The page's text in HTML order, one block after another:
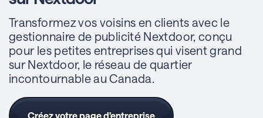
Transformez vos voisins en clients avec le
gestionnaire de publicité Nextdoor, conçu
pour les petites entreprises qui visent grand
sur Nextdoor, le réseau de quartier
incontournable au Canada.
Créez votre page d'entreprise